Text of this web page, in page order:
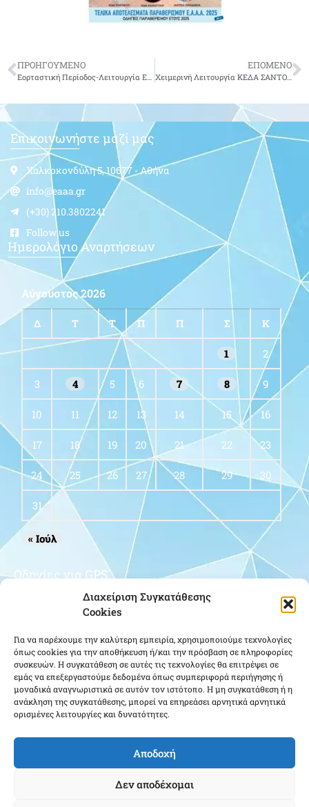
Διαχείριση Συγκατάθεσης
Cookies
Για να παρέχουμε την καλύτερη εμπειρία, χρησιμοποιούμε τεχνολογίες
όπως cookies για την αποθήκευση ή/και την πρόσβαση σε πληροφορίες
συσκευών. Η συγκατάθεση σε αυτές τις τεχνολογίες θα επιτρέψει σε
εμάς να επεξεργαστούμε δεδομένα όπως συμπεριφορά περιήγησης ή
μοναδικά αναγνωριστικά σε αυτόν τον ιστότοπο. Η μη συγκατάθεση ή η
ανάκληση της συγκατάθεσης, μπορεί να επηρεάσει αρνητικά αρνητικά
ορισμένες λειτουργίες και δυνατότητες.
Αποδοχή
Δεν αποδέχομαι
ΠΡΟΗΓΟΥΜΕΝΟ ΕΠΟΜΕΝΟ
Χειμερινή Λειτουργία ΚΕΔΑ ΣΑΝΤΟΡΙΝΗΣ
Επικοινωνήστε μαζί μας
Χαλκοκονδύλη 5, 10677 - Αθήνα
info@eaaa.gr
(+30) 210.3802241
Follow us
Ημερολόγιο Αναρτήσεων
Αύγουστος 2026
Δ Τ Τ Π Π Σ Κ
1 2
3 4 5 6 7 8 9
10 11 12 13 14 15 16
17 18 19 20 21 22 23
24 25 26 27 28 29 30
31
« Ιούλ
Οδηγίες για GPS
Κάντε κλικ για να αποδεχτείτε cookies
εμπορικής προώθησης και να